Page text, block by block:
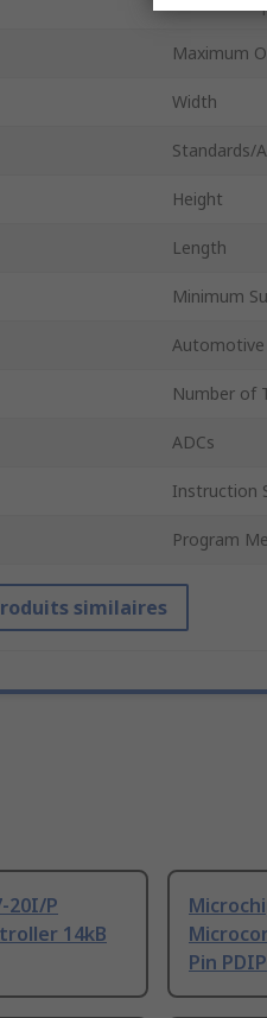
Maximum
Width
Standards/
Height
Length
Minimum
Automotive
Number of
ADCs
Instruction
Program
similaires
20I/P
14kB
Pin PDIP